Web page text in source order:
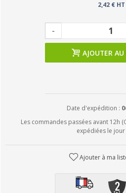
2,42 € HT
-
AJOUTER
Date d'expédition :
Les commandes passées avant 12h
expédiées le
Ajouter à ma